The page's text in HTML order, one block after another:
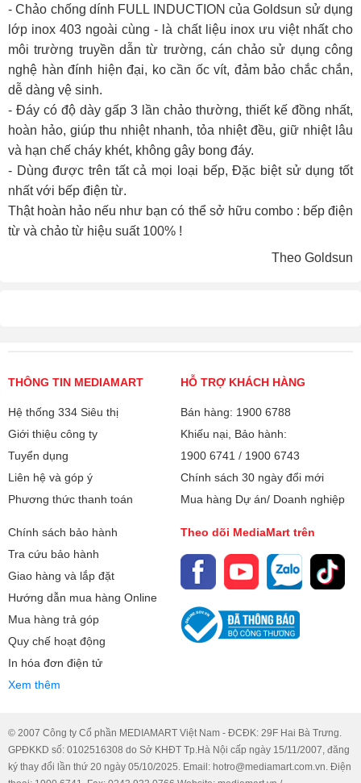
- Chảo chống dính FULL INDUCTION của Goldsun sử dụng
lớp inox 403 ngoài cùng - là chất liệu inox ưu việt nhất cho
môi trường truyền dẫn từ trường, cán chảo sử dụng công
nghệ hàn đính hiện đại, ko cần ốc vít, đảm bảo chắc chắn,
dễ dàng vệ sinh.
- Đáy có độ dày gấp 3 lần chảo thường, thiết kế đồng nhất,
hoàn hảo, giúp thu nhiệt nhanh, tỏa nhiệt đều, giữ nhiệt lâu
và hạn chế cháy khét, không gây bong đáy.
- Dùng được trên tất cả mọi loại bếp, Đặc biệt sử dụng tốt
nhất với bếp điện từ.
Thật hoàn hảo nếu như bạn có thể sở hữu combo : bếp điện
từ và chảo từ hiệu suất 100% !
Theo Goldsun
THÔNG TIN MEDIAMART
Hệ thống 334 Siêu thị
Giới thiệu công ty
Tuyển dụng
Liên hệ và góp ý
Phương thức thanh toán
HỖ TRỢ KHÁCH HÀNG
Bán hàng: 1900 6788
Khiếu nại, Bảo hành:
1900 6741 / 1900 6743
Chính sách 30 ngày đổi mới
Mua hàng Dự án/ Doanh nghiệp
Chính sách bảo hành
Tra cứu bảo hành
Giao hàng và lắp đặt
Hướng dẫn mua hàng Online
Mua hàng trả góp
Quy chế hoạt động
In hóa đơn điện tử
Xem thêm
Theo dõi MediaMart trên
© 2007 Công ty Cổ phần MEDIAMART Việt Nam - ĐCĐK: 29F Hai Bà Trưng.
GPĐKKD số: 0102516308 do Sở KHĐT Tp.Hà Nội cấp ngày 15/11/2007, đăng
ký thay đổi lần thứ 20 ngày 05/10/2025. Email: hotro@mediamart.com.vn. Điện